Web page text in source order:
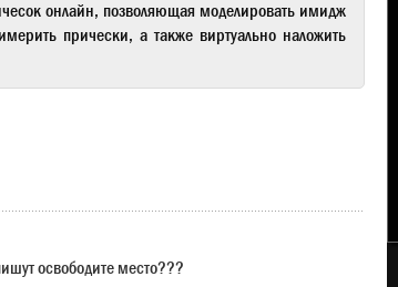
онлайн, позволяющая моделировать имидж
прически, а также виртуально наложить
освободите место???